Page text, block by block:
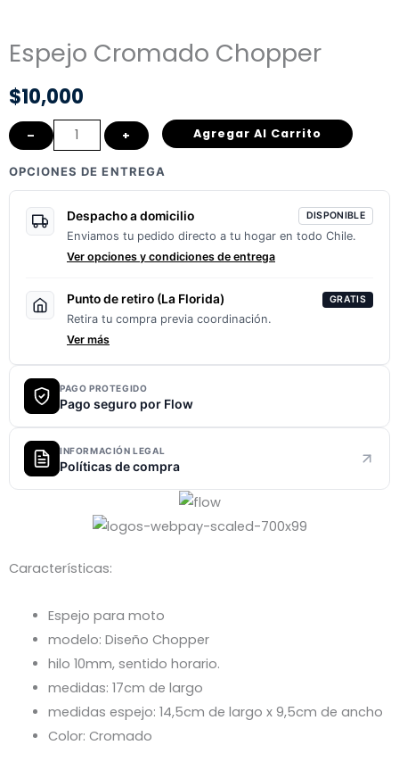
Espejo Cromado Chopper
$10,000
Espejo
Cromado
Chopper
– + Agregar Al Carrito
OPCIONES DE ENTREGA
Despacho a domicilio DISPONIBLE
Enviamos tu pedido directo a tu hogar en todo Chile.
Ver opciones y condiciones de entrega
Punto de retiro (La Florida) GRATIS
Retira tu compra previa coordinación.
Ver más
PAGO PROTEGIDO
Pago seguro por Flow
INFORMACIÓN LEGAL
Políticas de compra
Características:
Espejo para moto
modelo: Diseño Chopper
hilo 10mm, sentido horario.
medidas: 17cm de largo
medidas espejo: 14,5cm de largo x 9,5cm de ancho
Color: Cromado